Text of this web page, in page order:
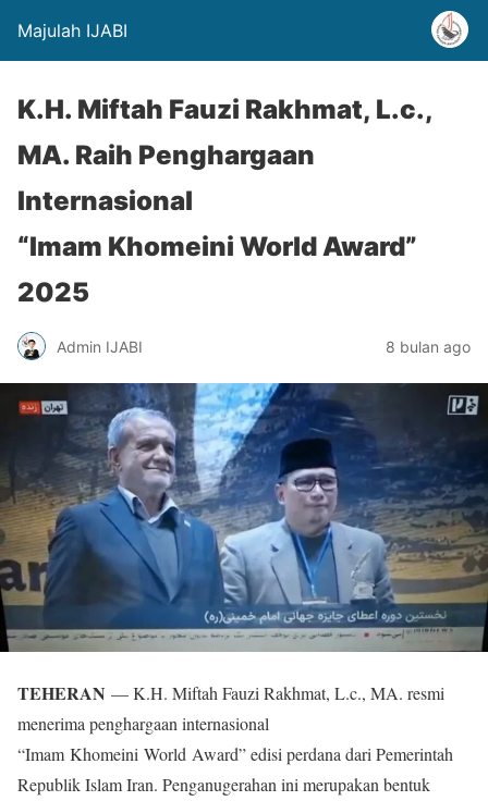
Majulah IJABI
K.H. Miftah Fauzi Rakhmat, L.c.,
MA. Raih Penghargaan
Internasional
“Imam Khomeini World Award”
2025
Admin IJABI 8 bulan ago
TEHERAN — K.H. Miftah Fauzi Rakhmat, L.c., MA. resmi
menerima penghargaan internasional
“Imam Khomeini World Award” edisi perdana dari Pemerintah
Republik Islam Iran. Penganugerahan ini merupakan bentuk